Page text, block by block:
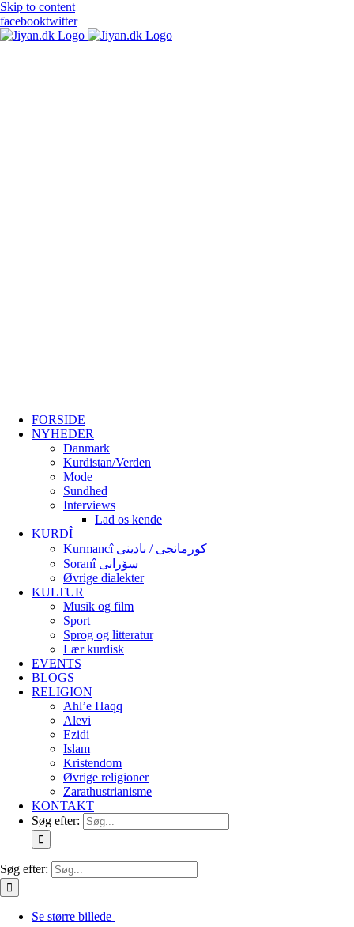
Skip to content
facebooktwitter
FORSIDE
NYHEDER
Danmark
Kurdistan/Verden
Mode
Sundhed
Interviews
Lad os kende
KURDÎ
Kurmancî کورمانجی / بادینی
Soranî سۆرانی
Øvrige dialekter
KULTUR
Musik og film
Sport
Sprog og litteratur
Lær kurdisk
EVENTS
BLOGS
RELIGION
Ahl’e Haqq
Alevi
Ezidi
Islam
Kristendom
Øvrige religioner
Zarathustrianisme
KONTAKT
Søg efter:
Søg efter:
Se større billede